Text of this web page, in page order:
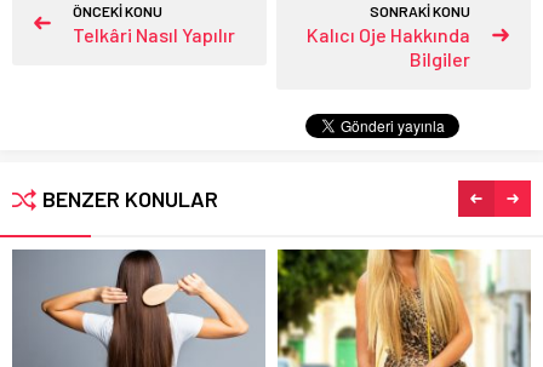
ÖNCEKİ KONU
Telkâri Nasıl Yapılır
SONRAKİ KONU
Kalıcı Oje Hakkında
Bilgiler
BENZER KONULAR